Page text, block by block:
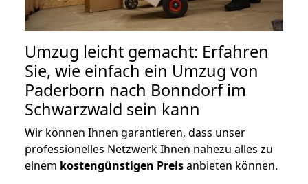
Umzug leicht gemacht: Erfahren
Sie, wie einfach ein Umzug von
Paderborn nach Bonndorf im
Schwarzwald sein kann
Wir können Ihnen garantieren, dass unser
professionelles Netzwerk Ihnen nahezu alles zu
einem kostengünstigen Preisanbieten können.